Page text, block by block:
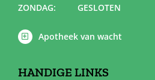
ZONDAG:
GESLOTEN
Apotheek van wacht
HANDIGE LINKS